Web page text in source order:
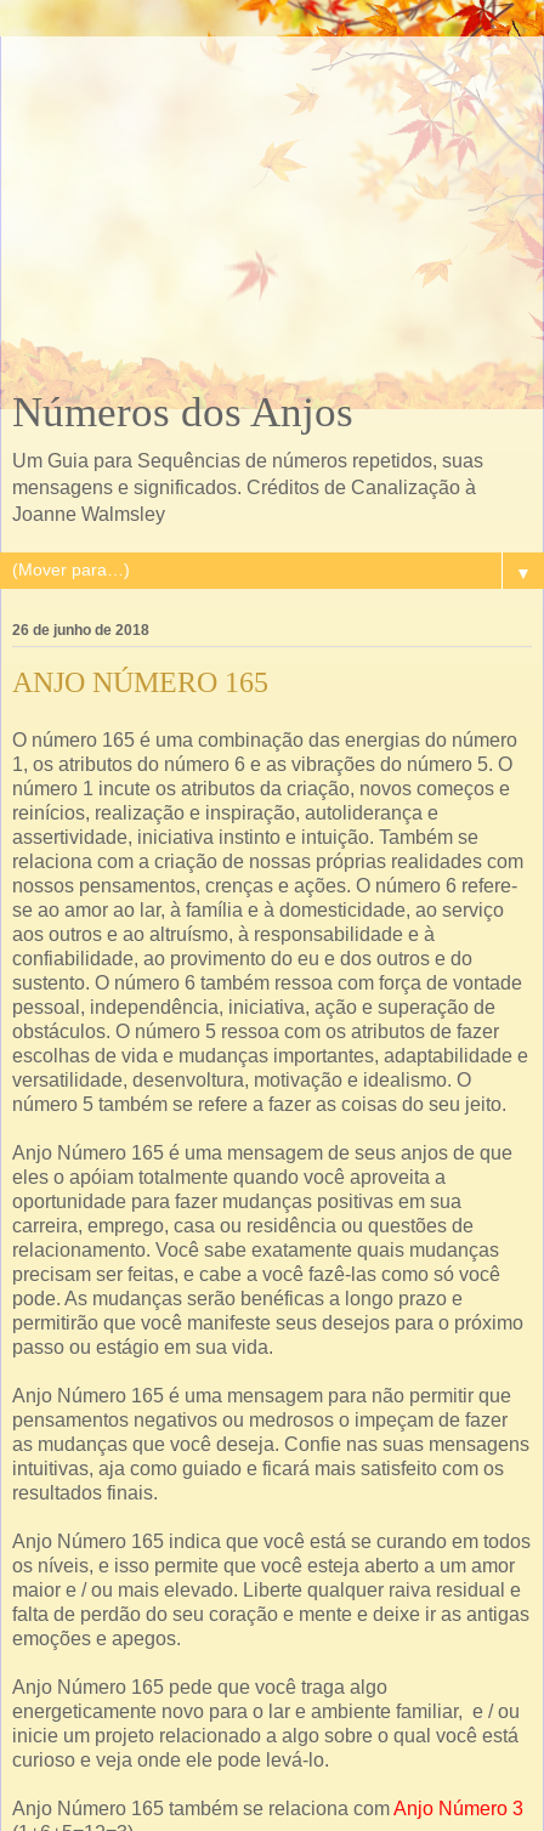
Números dos Anjos
Um Guia para Sequências de números repetidos, suas
mensagens e significados. Créditos de Canalização à
Joanne Walmsley
▼
26 de junho de 2018
ANJO NÚMERO 165
O número 165 é uma combinação das energias do número
1, os atributos do número 6 e as vibrações do número 5. O
número 1 incute os atributos da criação, novos começos e
reinícios, realização e inspiração, autoliderança e
assertividade, iniciativa instinto e intuição. Também se
relaciona com a criação de nossas próprias realidades com
nossos pensamentos, crenças e ações. O número 6 refere-
se ao amor ao lar, à família e à domesticidade, ao serviço
aos outros e ao altruísmo, à responsabilidade e à
confiabilidade, ao provimento do eu e dos outros e do
sustento. O número 6 também ressoa com força de vontade
pessoal, independência, iniciativa, ação e superação de
obstáculos. O número 5 ressoa com os atributos de fazer
escolhas de vida e mudanças importantes, adaptabilidade e
versatilidade, desenvoltura, motivação e idealismo. O
número 5 também se refere a fazer as coisas do seu jeito.
Anjo Número 165 é uma mensagem de seus anjos de que
eles o apóiam totalmente quando você aproveita a
oportunidade para fazer mudanças positivas em sua
carreira, emprego, casa ou residência ou questões de
relacionamento. Você sabe exatamente quais mudanças
precisam ser feitas, e cabe a você fazê-las como só você
pode. As mudanças serão benéficas a longo prazo e
permitirão que você manifeste seus desejos para o próximo
passo ou estágio em sua vida.
Anjo Número 165 é uma mensagem para não permitir que
pensamentos negativos ou medrosos o impeçam de fazer
as mudanças que você deseja. Confie nas suas mensagens
intuitivas, aja como guiado e ficará mais satisfeito com os
resultados finais.
Anjo Número 165 indica que você está se curando em todos
os níveis, e isso permite que você esteja aberto a um amor
maior e / ou mais elevado. Liberte qualquer raiva residual e
falta de perdão do seu coração e mente e deixe ir as antigas
emoções e apegos.
Anjo Número 165 pede que você traga algo
energeticamente novo para o lar e ambiente familiar, e / ou
inicie um projeto relacionado a algo sobre o qual você está
curioso e veja onde ele pode levá-lo.
Anjo Número 165 também se relaciona comAnjo Número 3